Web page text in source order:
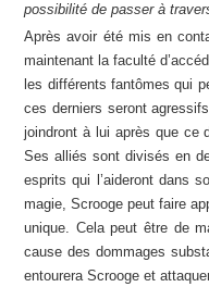
possibilité de passer à
Après avoir été mis en
maintenant la faculté
les différents fantômes qui
ces derniers seront
joindront à lui après que ce
Ses alliés sont divisés en
esprits qui l’aideront dans
magie, Scrooge peut faire
unique. Cela peut être de
cause des dommages
entourera Scrooge et